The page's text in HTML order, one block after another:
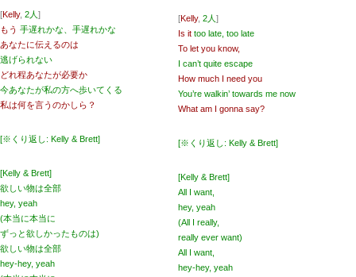
[Kelly, 2人 ]
もう 手遅れかな、手遅れかな
あなたに伝えるのは
逃げられない
どれ程あなたが必要か
今あなたが私の方へ歩いてくる
私は何を言うのかしら？
[※くり返し: Kelly & Brett]
[Kelly & Brett]
欲しい物は全部
hey, yeah
(本当に本当に
ずっと欲しかったものは)
欲しい物は全部
hey-hey, yeah
[Kelly, 2人 ]
Is it too late, too late
To let you know,
I can’t quite escape
How much I need you
You’re walkin’ towards me now
What am I gonna say?
[※くり返し: Kelly & Brett]
[Kelly & Brett]
All I want,
hey, yeah
(All I really,
really ever want)
All I want,
hey-hey, yeah